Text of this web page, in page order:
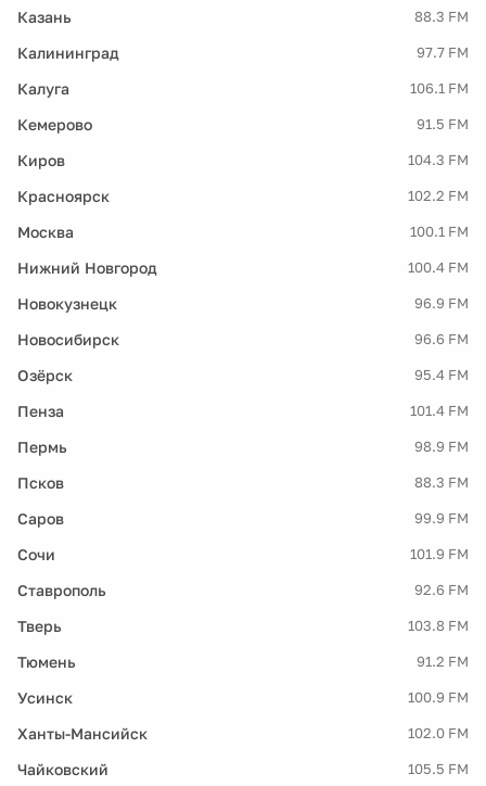
Казань 88.3 FM
Калининград 97.7 FM
Калуга 106.1 FM
Кемерово 91.5 FM
Киров 104.3 FM
Красноярск 102.2 FM
Москва 100.1 FM
Нижний Новгород 100.4 FM
Новокузнецк 96.9 FM
Новосибирск 96.6 FM
Озёрск 95.4 FM
Пенза 101.4 FM
Пермь 98.9 FM
Псков 88.3 FM
Саров 99.9 FM
Сочи 101.9 FM
Ставрополь 92.6 FM
Тверь 103.8 FM
Тюмень 91.2 FM
Усинск 100.9 FM
Ханты-Мансийск 102.0 FM
Чайковский 105.5 FM